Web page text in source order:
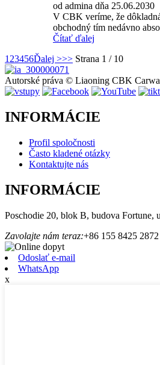
od admina dňa 25.06.2030
V CBK veríme, že
obchodný tím nedávno
Čítať ďalej
1 23456Ďalej >>> Strana 1 / 10
Autorské práva © Liaoning CBK
INFORMÁCIE
Profil spoločnosti
Často kladené otázky
Kontaktujte nás
INFORMÁCIE
Poschodie 20, blok B, budova Fortune,
Zavolajte nám teraz:+86 155 8425 2872
Odoslať e-mail
WhatsApp
x